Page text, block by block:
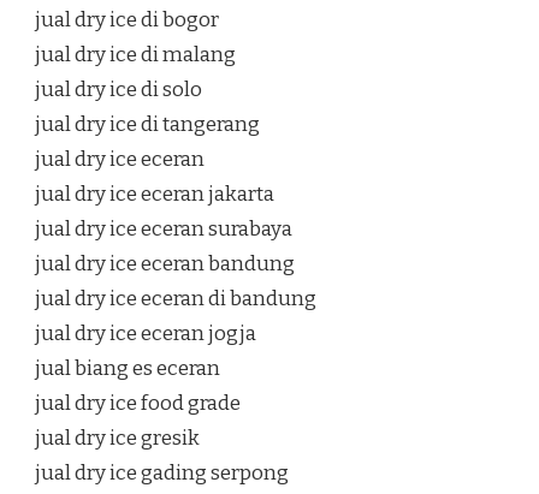
jual dry ice di bogor
jual dry ice di malang
jual dry ice di solo
jual dry ice di tangerang
jual dry ice eceran
jual dry ice eceran jakarta
jual dry ice eceran surabaya
jual dry ice eceran bandung
jual dry ice eceran di bandung
jual dry ice eceran jogja
jual biang es eceran
jual dry ice food grade
jual dry ice gresik
jual dry ice gading serpong